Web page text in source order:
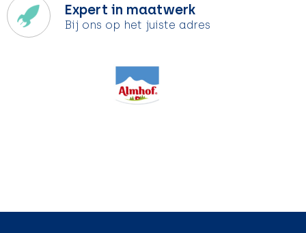
Expert in maatwerk
Bij ons op het juiste adres